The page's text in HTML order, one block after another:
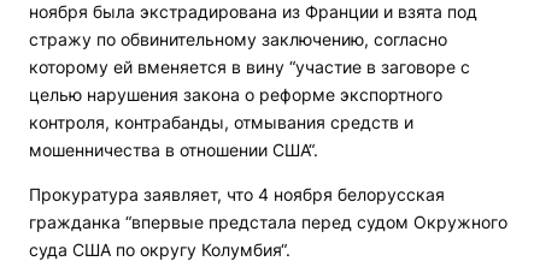
ноября была экстрадирована из Франции и взята под
стражу по обвинительному заключению, согласно
которому ей вменяется в вину “участие в заговоре с
целью нарушения закона о реформе экспортного
контроля, контрабанды, отмывания средств и
мошенничества в отношении США“.
Прокуратура заявляет, что 4 ноября белорусская
гражданка “впервые предстала перед судом Окружного
суда США по округу Колумбия“.